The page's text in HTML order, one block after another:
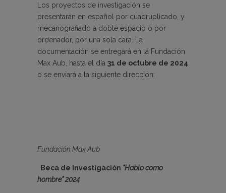
Los proyectos de investigación se
presentarán en español por cuadruplicado, y
mecanografiado a doble espacio o por
ordenador, por una sola cara. La
documentación se entregará en la Fundación
Max Aub, hasta el día 31 de octubre de 2024
o se enviará a la siguiente dirección:
Fundación Max Aub
Beca de Investigación “Hablo como
hombre” 2024